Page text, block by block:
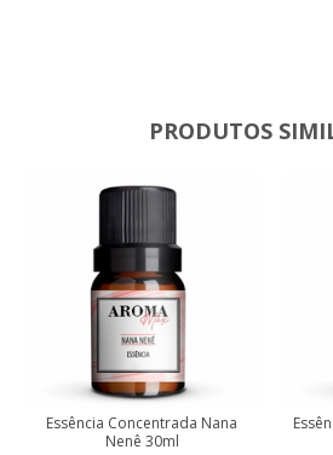
PRODUTOS
Essência Concentrada Nana
Nenê 30ml